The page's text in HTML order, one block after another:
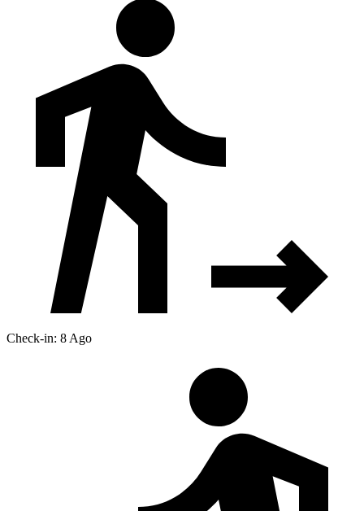
Check-in: 8 Ago